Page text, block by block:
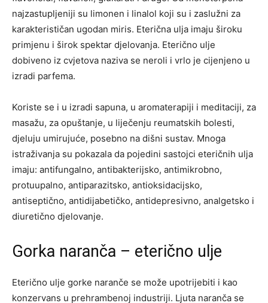
najzastupljeniji su limonen i linalol koji su i zaslužni za
karakterističan ugodan miris. Eterična ulja imaju široku
primjenu i širok spektar djelovanja. Eterično ulje
dobiveno iz cvjetova naziva se neroli i vrlo je cijenjeno u
izradi parfema.
Koriste se i u izradi sapuna, u aromaterapiji i meditaciji, za
masažu, za opuštanje, u liječenju reumatskih bolesti,
djeluju umirujuće, posebno na dišni sustav. Mnoga
istraživanja su pokazala da pojedini sastojci eteričnih ulja
imaju: antifungalno, antibakterijsko, antimikrobno,
protuupalno, antiparazitsko, antioksidacijsko,
antiseptično, antidijabetičko, antidepresivno, analgetsko i
diuretično djelovanje.
Gorka naranča – eterično ulje
Eterično ulje gorke naranče se može upotrijebiti i kao
konzervans u prehrambenoj industriji. Ljuta naranča se